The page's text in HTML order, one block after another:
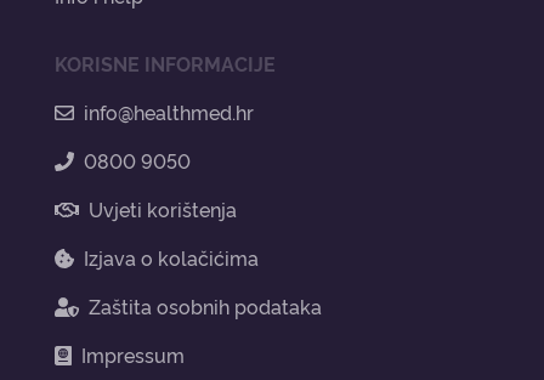
KORISNE INFORMACIJE
info@healthmed.hr
0800 9050
Uvjeti korištenja
Izjava o kolačićima
Zaštita osobnih podataka
Impressum